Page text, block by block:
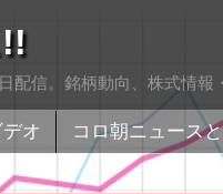
配信。銘柄動向、株式情
オ
コロ朝ニュース